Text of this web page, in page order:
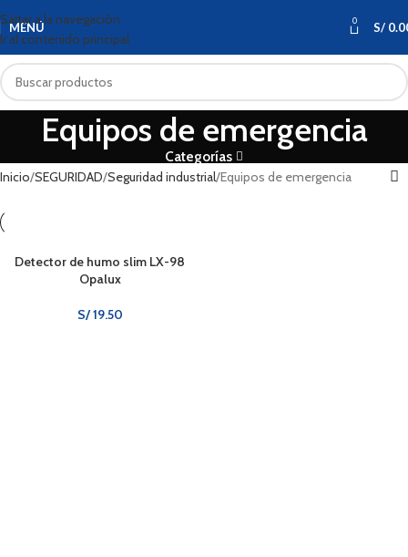
Saltar a la navegación
Ir al contenido principal
MENÚ 0 S/
Equipos de emergencia
Categorías
Inicio SEGURIDAD Seguridad industrial Equipos de emergencia
Detector de humo slim LX-98
Opalux
S/19.50